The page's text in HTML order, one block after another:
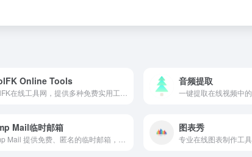
Online Tools 音频提取
Mail临时邮箱 图表秀
专业在线图表制作工具